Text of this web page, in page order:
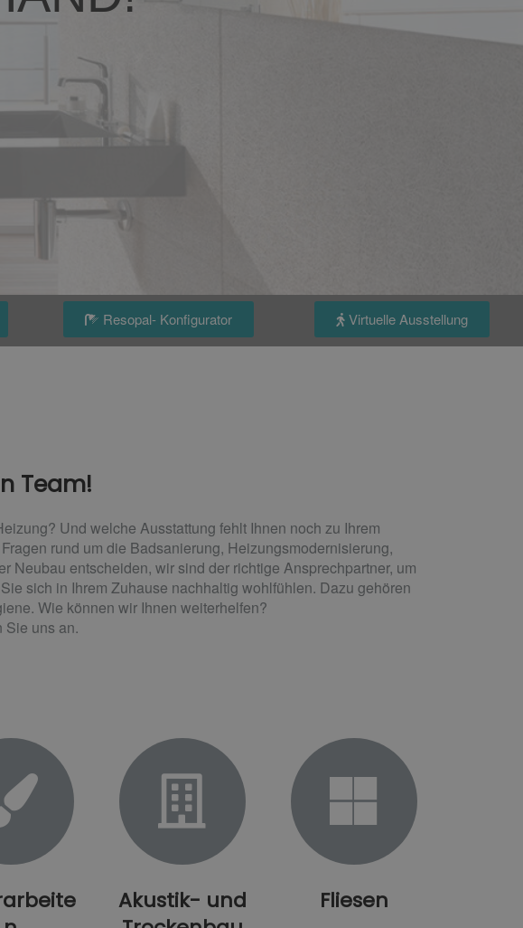
Resopal- Konfigurator Virtuelle Ausstellung
Team!
Und welche Ausstattung fehlt Ihnen noch zu Ihrem
rund um die Badsanierung, Heizungsmodernisierung,
Neubau entscheiden, wir sind der richtige Ansprechpartner, um
sich in Ihrem Zuhause nachhaltig wohlfühlen. Dazu gehören
Wie können wir Ihnen weiterhelfen?
Sie uns an.
Akustik- und
Fliesen